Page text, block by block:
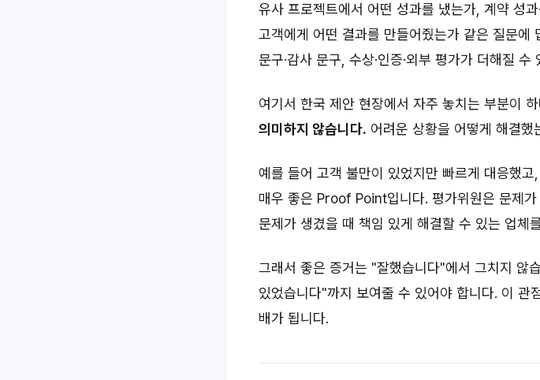
유사 프로젝트에서 어떤 성과를 냈는가, 계약 성
고객에게 어떤 결과를 만들어줬는가 같은 질문에
문구·감사 문구, 수상·인증·외부 평가가 더해질 수
여기서 한국 제안 현장에서 자주 놓치는 부분이
의미하지 않습니다. 어려운 상황을 어떻게 해결
예를 들어 고객 불만이 있었지만 빠르게 대응했
매우 좋은 Proof Point입니다. 평가위원은 문제
문제가 생겼을 때 책임 있게 해결할 수 있는 업체
그래서 좋은 증거는 "잘했습니다"에서 그치지 않
있었습니다"까지 보여줄 수 있어야 합니다. 이 관
배가 됩니다.